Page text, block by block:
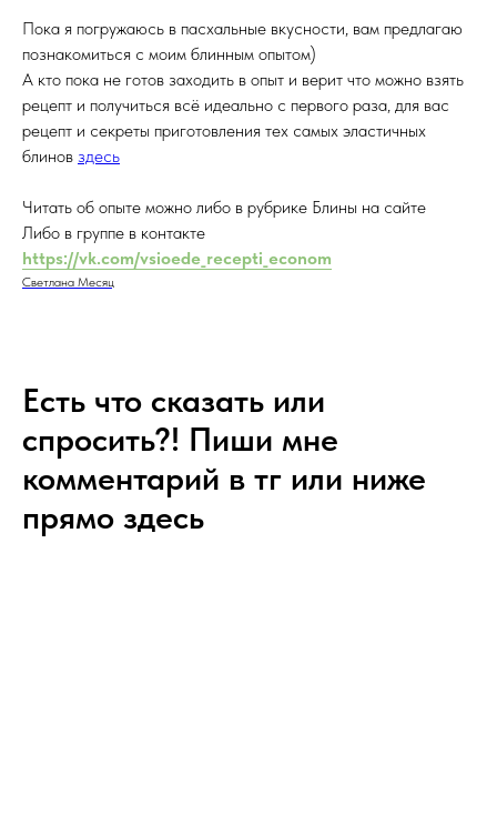
Пока я погружаюсь в пасхальные вкусности, вам предлагаю
познакомиться с моим блинным опытом)
А кто пока не готов заходить в опыт и верит что можно взять
рецепт и получиться всё идеально с первого раза, для вас
рецепт и секреты приготовления тех самых эластичных
блинов здесь
Читать об опыте можно либо в рубрике Блины на сайте
Либо в группе в контакте
https://vk.com/vsioede_recepti_econom
Светлана Месяц
Есть что сказать или
спросить?! Пиши мне
комментарий в тг или ниже
прямо здесь